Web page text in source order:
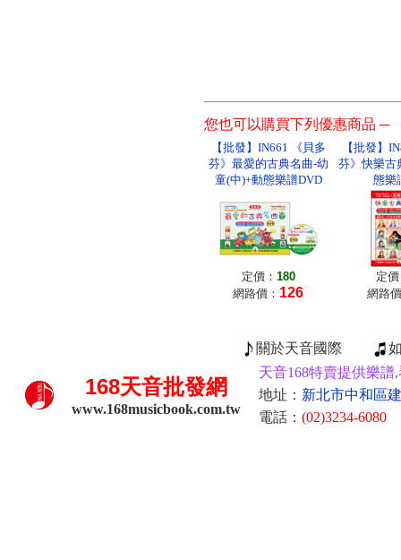
您也可以購買下列優惠商品 ─
【批發】IN661 《貝多
芬》最愛的古典名曲-幼
童(中)+動態樂譜DVD
定價： 180
網路價： 126
【批發】
芬》快樂古
態樂
定
網路
關於天音國際
168天音批發網
www.168musicbook.com.tw
天音168特賣提供樂
地址： 新北市中和區
電話： (02)3234-6080